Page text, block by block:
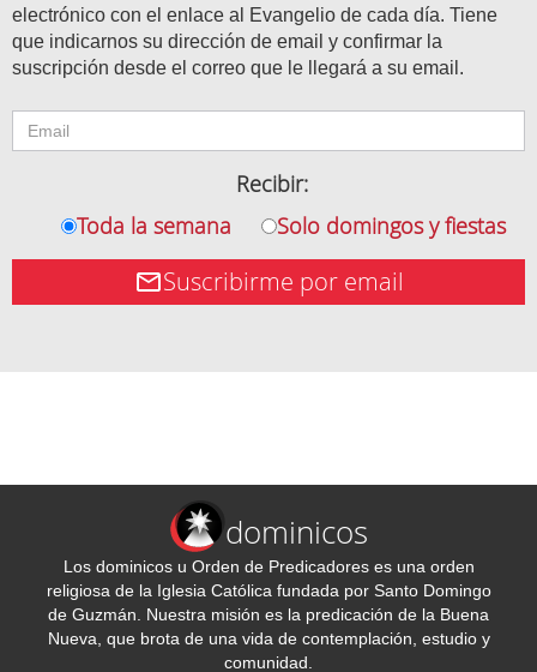
electrónico con el enlace al Evangelio de cada día. Tiene
que indicarnos su dirección de email y confirmar la
suscripción desde el correo que le llegará a su email.
Recibir:
Toda la semana
Solo domingos y fiestas
Suscribirme por email
dominicos
Los dominicos u Orden de Predicadores es una orden
religiosa de la Iglesia Católica fundada por Santo Domingo
de Guzmán. Nuestra misión es la predicación de la Buena
Nueva, que brota de una vida de contemplación, estudio y
comunidad.